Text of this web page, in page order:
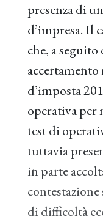
presenza di
d’impresa. Il
che, a
d’imposta
operativa per
test di
tuttavia
in parte
di difficoltà